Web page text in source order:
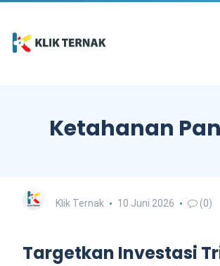
Ketahanan
Klik Ternak 10 Juni 2026 (0)
Targetkan Investasi